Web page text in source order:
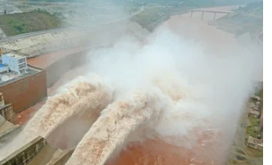
báo nắng nóng
Bắc Bộ và Trung
tầng viễn thông